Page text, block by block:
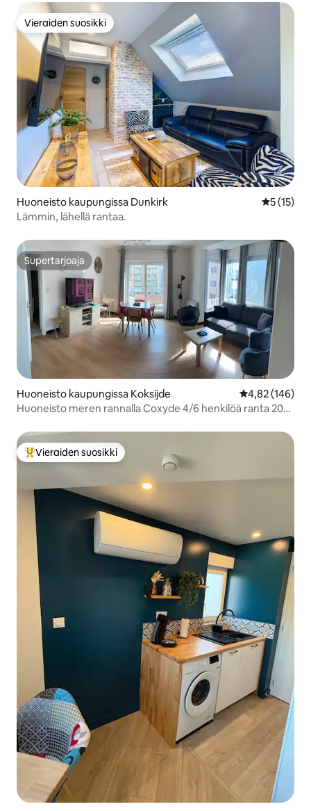
Vieraiden suosikki
Vieraiden suosikki
Huoneisto kaupungissa Dunkirk
5 (15)
Lämmin, lähellä rantaa.
Supertarjoaja
Supertarjoaja
Huoneisto kaupungissa Koksijde
4,82 (146)
Huoneisto meren rannalla Coxyde 4/6 henkilöä ranta 20
Vieraiden suosikkien parhaimmistoa
Vieraiden suosikki